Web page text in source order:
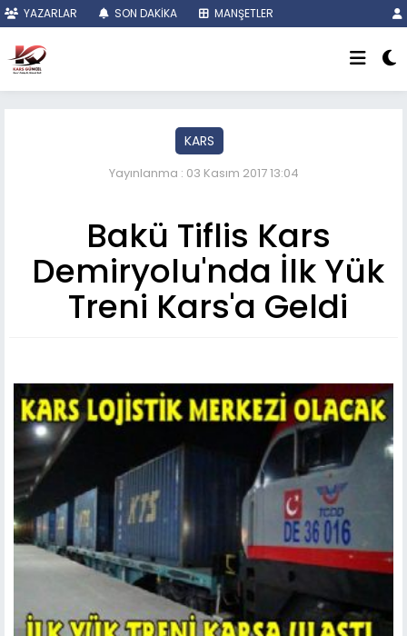
YAZARLAR SON DAKİKA MANŞETLER
KARS
Yayınlanma : 03 Kasım 2017 13:04
Bakü Tiflis Kars
Demiryolu'nda İlk Yük
Treni Kars'a Geldi